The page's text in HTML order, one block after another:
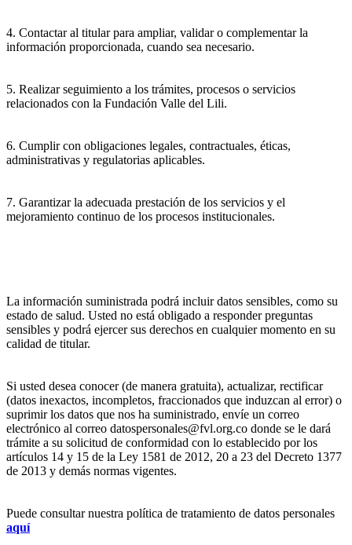
4. Contactar al titular para ampliar, validar o complementar la
información proporcionada, cuando sea necesario.
5. Realizar seguimiento a los trámites, procesos o servicios
relacionados con la Fundación Valle del Lili.
6. Cumplir con obligaciones legales, contractuales, éticas,
administrativas y regulatorias aplicables.
7. Garantizar la adecuada prestación de los servicios y el
mejoramiento continuo de los procesos institucionales.
La información suministrada podrá incluir datos sensibles, como su
estado de salud. Usted no está obligado a responder preguntas
sensibles y podrá ejercer sus derechos en cualquier momento en su
calidad de titular.
Si usted desea conocer (de manera gratuita), actualizar, rectificar
(datos inexactos, incompletos, fraccionados que induzcan al error) o
suprimir los datos que nos ha suministrado, envíe un correo
electrónico al correo datospersonales@fvl.org.co donde se le dará
trámite a su solicitud de conformidad con lo establecido por los
artículos 14 y 15 de la Ley 1581 de 2012, 20 a 23 del Decreto 1377
de 2013 y demás normas vigentes.
Puede consultar nuestra política de tratamiento de datos personales
aquí